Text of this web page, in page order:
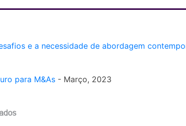
e a necessidade de abordagem
para M&As - Março, 2023